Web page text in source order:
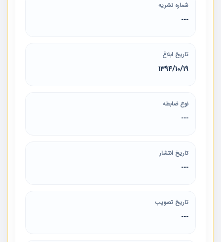
شماره نشریه
---
تاریخ ابلاغ
1394/10/19
نوع ضابطه
---
تاریخ انتشار
---
تاریخ تصویب
---